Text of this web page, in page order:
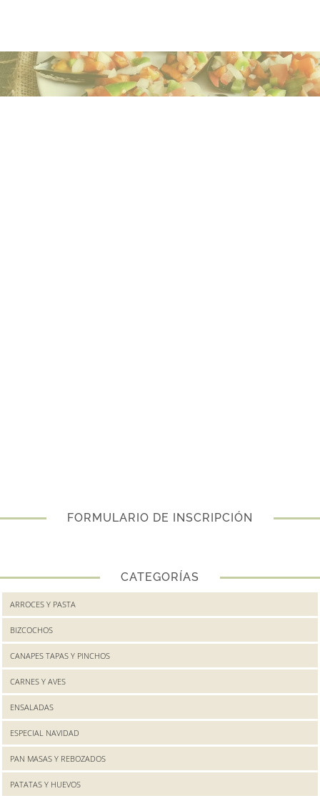
FORMULARIO DE INSCRIPCIÓN
CATEGORÍAS
ARROCES Y PASTA
BIZCOCHOS
CANAPES TAPAS Y PINCHOS
CARNES Y AVES
ENSALADAS
ESPECIAL NAVIDAD
PAN MASAS Y REBOZADOS
PATATAS Y HUEVOS